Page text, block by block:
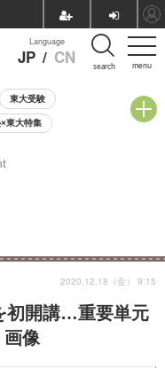
menu
Language
JP / CN search
東大受験
東大特集
会
初開講…重要単元
画像
2020.12.18（金） 9:15